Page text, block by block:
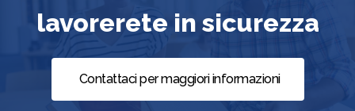
lavorerete in sicurezza
Contattaci per maggiori informazioni